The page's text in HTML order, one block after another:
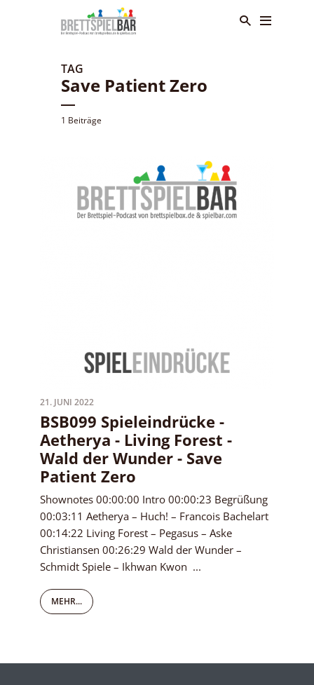
TAG
Save Patient Zero
1 Beiträge
21. JUNI 2022
BSB099 Spieleindrücke -
Aetherya - Living Forest -
Wald der Wunder - Save
Patient Zero
Shownotes 00:00:00 Intro 00:00:23 Begrüßung
00:03:11 Aetherya – Huch! – Francois Bachelart
00:14:22 Living Forest – Pegasus – Aske
Christiansen 00:26:29 Wald der Wunder –
Schmidt Spiele – Ikhwan Kwon ...
MEHR...